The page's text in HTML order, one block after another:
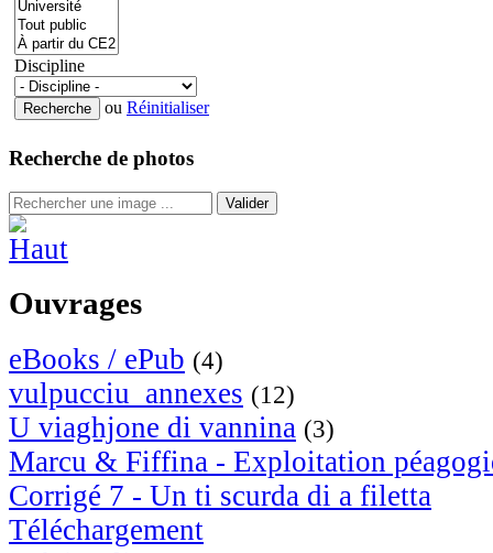
Discipline
ou Réinitialiser
Recherche de photos
Valider
Ouvrages
eBooks / ePub (4)
vulpucciu_annexes (12)
U viaghjone di vannina (3)
Marcu & Fiffina - Exploitation
Corrigé 7 - Un ti scurda di a filetta
Téléchargement